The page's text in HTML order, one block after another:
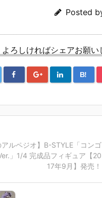
Posted
よろしければシェアお願い
B!
アルペジオ】B-STYLE「コンゴ
」1/4 完成品フィギュア【20
17年9月】発売！